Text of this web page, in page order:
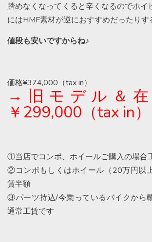
踏めなくなってくると辛くなるのでホイ
にはHMF素材が逆におすすめだったりす
値段も安いですからね♪
価格¥374,000（tax in）
→旧モデル＆
￥299,000（tax in）
①当店でコンポ、ホイールご購入の場合
②コンポもしくはホイール（20万円以
賃半額
③パーツ持込/今乗っているバイクから
通常工賃です